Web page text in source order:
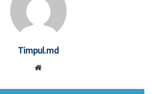
Timpul.md